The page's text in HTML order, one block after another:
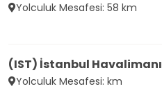
Yolculuk Mesafesi: 58 km
(IST) İstanbul Havalimanı
Yolculuk Mesafesi: km